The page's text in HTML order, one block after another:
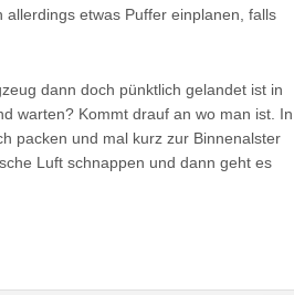
etwas Puffer einplanen, falls
dann doch pünktlich gelandet ist in
warten? Kommt drauf an wo man ist. In
packen und mal kurz zur Binnenalster
Luft schnappen und dann geht es